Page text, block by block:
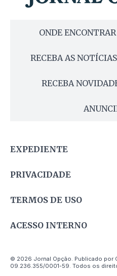
ONDE
RECEBA AS
RECEBA
EXPEDIENTE
PRIVACIDADE
TERMOS DE USO
ACESSO INTERNO
© 2026 Jornal Opção. Publicado por
09.236.355/0001-59. Todos os